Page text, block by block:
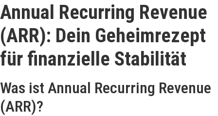
Annual Recurring Revenue
(ARR): Dein Geheimrezept
für finanzielle Stabilität
Was ist Annual Recurring Revenue
(ARR)?